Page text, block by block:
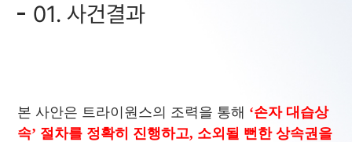
01. 사건결과
본 사안은 트라이원스의 조력을 통해 ‘손자 대습상
속’ 절차를 정확히 진행하고, 소외될 뻔한 상속권을